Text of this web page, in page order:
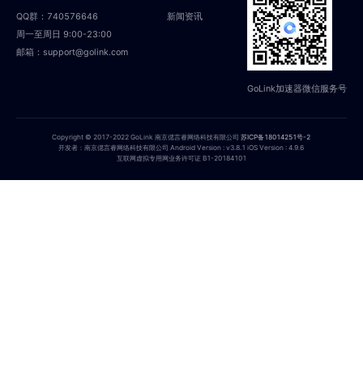
QQ群：740576646
周一至周日 9:00-23:00
邮箱：support@golink.com
新闻资讯
GoLink加速器微信服务号
Copyright © 2017-2022 GoLink 南京偲言睿网络科技有限公司苏ICP备18014251号-2
开发者：南京偲言睿网络科技有限公司 Android Version : v3.8.1 iOS Version : 4.9.6
互联网虚拟专用网业务许可证 B1-20184101